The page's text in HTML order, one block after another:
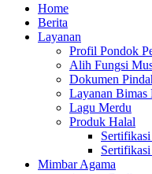
Home
Berita
Layanan
Profil Pondok
Alih Fungsi
Dokumen
Layanan Bimas
Lagu Merdu
Produk Halal
Mimbar Agama